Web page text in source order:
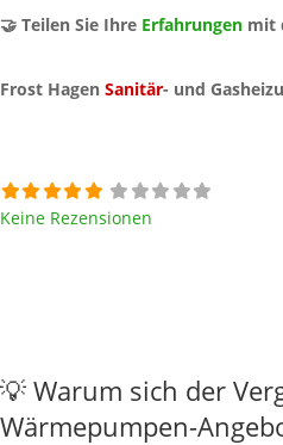
🤝 Teilen Sie Ihre Erfahrungen mit
Frost Hagen Sanitär- und
Keine Rezensionen
💡 Warum sich der
Wärmepumpen-